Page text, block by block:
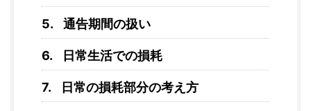
通告期間の扱い
日常生活での損耗
日常の損耗部分の考え方